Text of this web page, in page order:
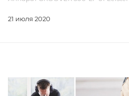
21 июля 2020